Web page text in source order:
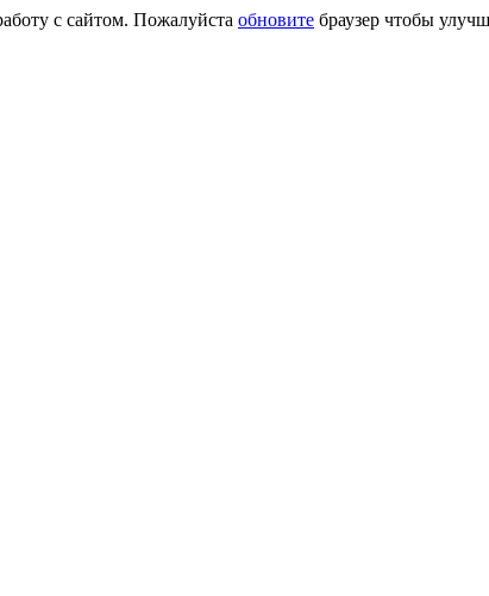
с сайтом. Пожалуйста обновите браузер чтобы